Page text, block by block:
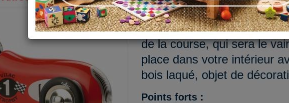
3, 2, 1...Partez ! Les roues
sont concentré(e)s, tous
de la course, qui sera le
place dans votre intérieur
bois laqué, objet de
Points forts :